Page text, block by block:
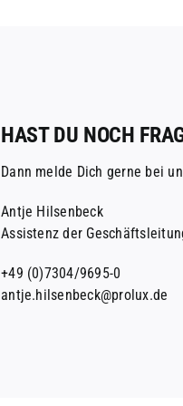
HAST DU NOCH
Dann melde Dich gerne bei
Antje Hilsenbeck
Assistenz der
+49 (0)7304/9695-0
antje.hilsenbeck@prolux.de